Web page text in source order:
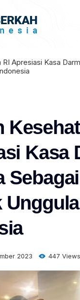
Apresiasi Kasa
Kasa
Sebagai
2023 447 Views